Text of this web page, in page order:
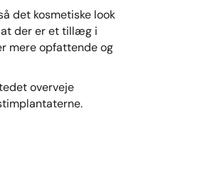
det kosmetiske look
der er et tillæg i
mere opfattende og
overveje